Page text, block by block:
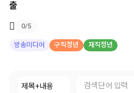
출
0/5
방송미디어 구직청년 재직청년